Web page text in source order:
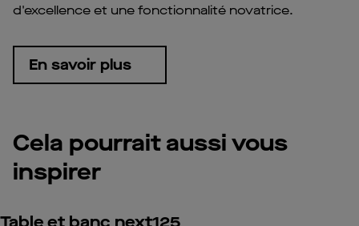
d'excellence et une fonctionnalité novatrice.
En savoir plus
Cela pourrait aussi vous
inspirer